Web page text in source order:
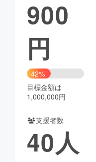
チャレンジ
CAMPFIRE Creation
コミュニティ
900
円
42%
目標金額は
1,000,000円
支援者数
40人